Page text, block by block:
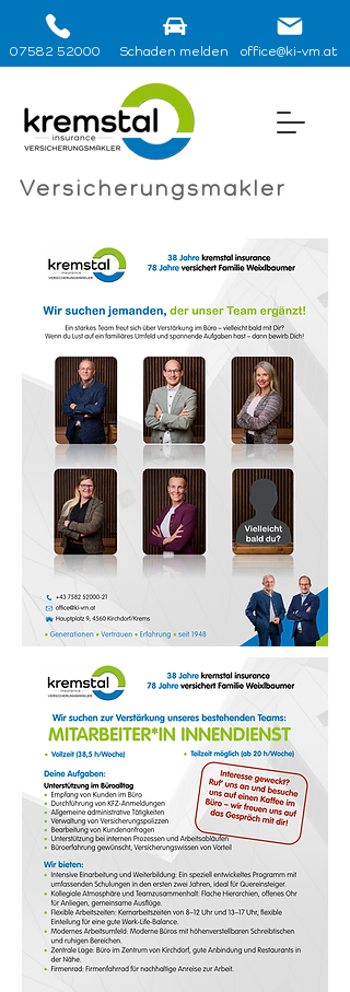
07582 52000 Schaden melden office@ki-vm.at
Versicherungsmakler